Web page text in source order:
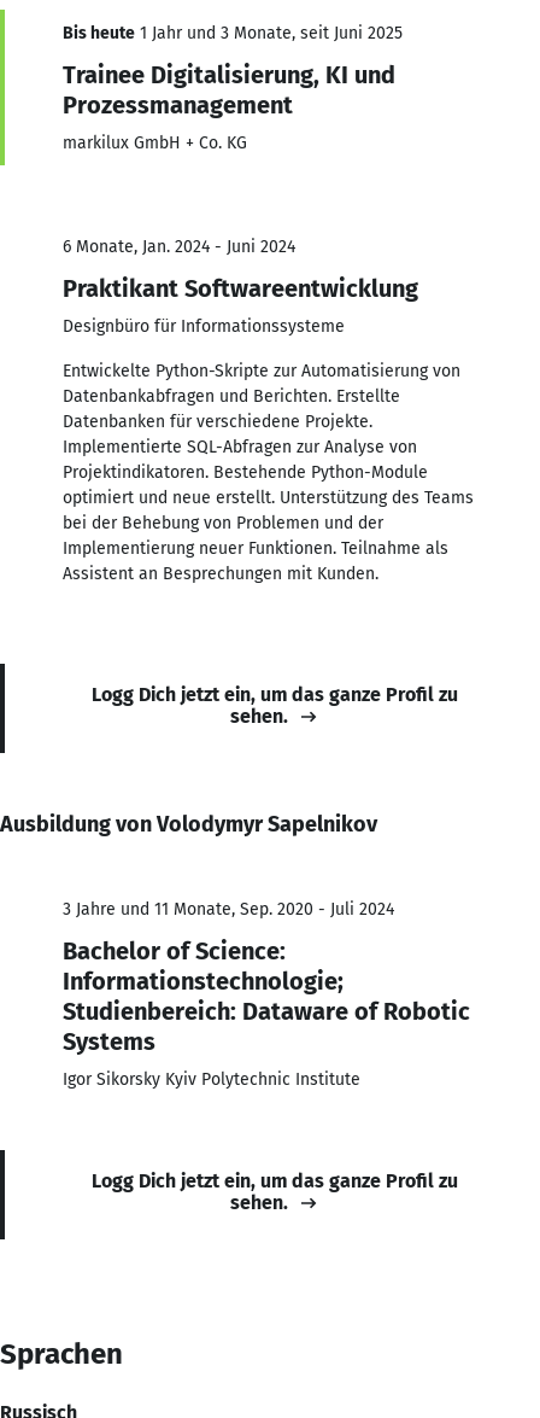
Bis heute 1 Jahr und 3 Monate, seit Juni 2025
Trainee Digitalisierung, KI und
Prozessmanagement
markilux GmbH + Co. KG
6 Monate, Jan. 2024 - Juni 2024
Praktikant Softwareentwicklung
Designbüro für Informationssysteme
Entwickelte Python-Skripte zur Automatisierung von
Datenbankabfragen und Berichten. Erstellte
Datenbanken für verschiedene Projekte.
Implementierte SQL-Abfragen zur Analyse von
Projektindikatoren. Bestehende Python-Module
optimiert und neue erstellt. Unterstützung des Teams
bei der Behebung von Problemen und der
Implementierung neuer Funktionen. Teilnahme als
Assistent an Besprechungen mit Kunden.
Logg Dich jetzt ein, um das ganze Profil zu
sehen.
Ausbildung von Volodymyr Sapelnikov
3 Jahre und 11 Monate, Sep. 2020 - Juli 2024
Bachelor of Science:
Informationstechnologie;
Studienbereich: Dataware of Robotic
Systems
Igor Sikorsky Kyiv Polytechnic Institute
Logg Dich jetzt ein, um das ganze Profil zu
sehen.
Sprachen
Russisch